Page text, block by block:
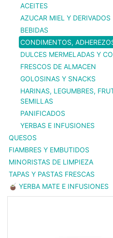
ACEITES
AZUCAR MIEL Y DERIVADOS
BEBIDAS
CONDIMENTOS,
DULCES MERMELADAS Y
FRESCOS DE ALMACEN
GOLOSINAS Y SNACKS
HARINAS, LEGUMBRES,
SEMILLAS
PANIFICADOS
YERBAS E INFUSIONES
QUESOS
FIAMBRES Y EMBUTIDOS
MINORISTAS DE LIMPIEZA
TAPAS Y PASTAS FRESCAS
🧉 YERBA MATE E INFUSIONES